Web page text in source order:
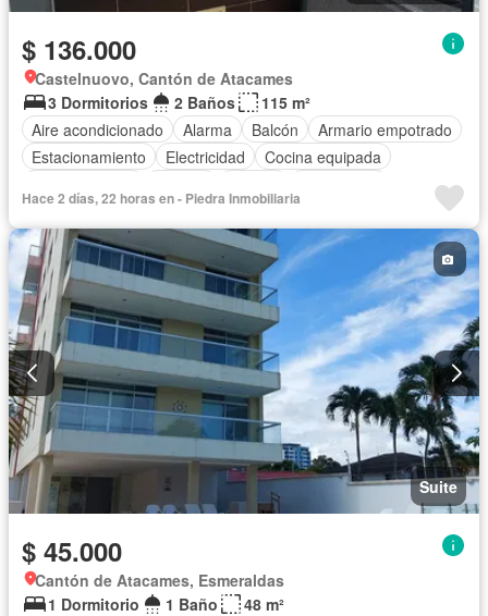
$ 136.000
Castelnuovo, Cantón de Atacames
3 Dormitorios
2 Baños
115 m²
Aire acondicionado
Alarma Balcón
Armario empotrado
Estacionamiento
Electricidad
Cocina equipada
Vista panorámica
Terraza Agua
Área para niños
Conserje
Acceso para personas con discapacidad
Parrilla
Garita de guardianía
Gimnasio Ascensor
Seguridad
Piscina
Cancha de tenis Completamente amoblado
Hace 2 días, 22 horas en - Piedra Inmobiliaria
Suite
$ 45.000
Cantón de Atacames, Esmeraldas
1 Dormitorio
1 Baño
48 m²